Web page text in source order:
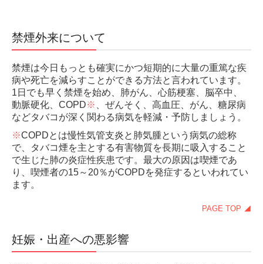
デュピクセント
ファセンラ
循環器内科
大動脈・末梢動脈疾患
不整脈
狭心症
心筋梗塞
弁膜症
消化器科
禁煙外来について
禁煙は今日もっとも確実にかつ短期的に大量の重篤な疾
病や死亡を減らすことができる方法と言われています。
1日でも早く禁煙を始め、肺がん、心筋梗塞、脳卒中、
動脈硬化、COPD※
、ぜんそく、高血圧、がん、糖尿病
などタバコが深く関わる病気を軽減・予防しましょう。
※COPDとは慢性気管支炎と肺気腫という病気の総称
で、タバコ煙を主とする有害物質を長期に吸入すること
で生じた肺の炎症性疾患です。最大の原因は喫煙であ
り、喫煙者の15～20％がCOPDを発症するといわれてい
ます。
PAGE TOP ◢
妊娠・出産への悪影響